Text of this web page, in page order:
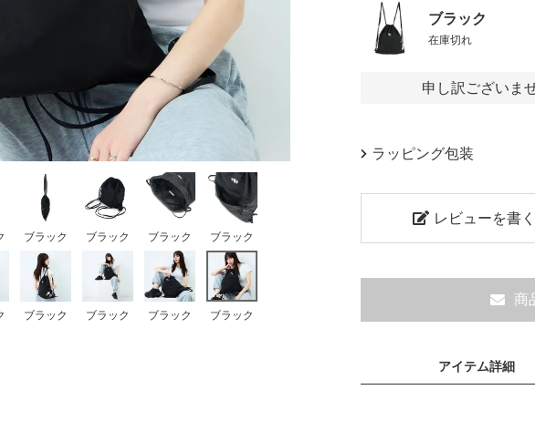
ドバッグ
ック
トンバッグ
グその他
小物
布
ブラック ブラック ブラック ブラック
ブラック ブラック ブラック ブラック
ブラック
在庫切れ
申し訳ございま
ラッピング包装
レビューを書く
商
アイテム詳細